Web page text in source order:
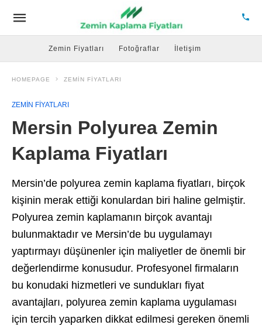
Zemin Fiyatları Fotoğraflar İletişim
HOMEPAGE ZEMIN FIYATLARI
ZEMIN FIYATLARI
Mersin Polyurea Zemin
Kaplama Fiyatları
Mersin’de polyurea zemin kaplama fiyatları, birçok
kişinin merak ettiği konulardan biri haline gelmiştir.
Polyurea zemin kaplamanın birçok avantajı
bulunmaktadır ve Mersin’de bu uygulamayı
yaptırmayı düşünenler için maliyetler de önemli bir
değerlendirme konusudur. Profesyonel firmaların
bu konudaki hizmetleri ve sundukları fiyat
avantajları, polyurea zemin kaplama uygulaması
için tercih yaparken dikkat edilmesi gereken önemli